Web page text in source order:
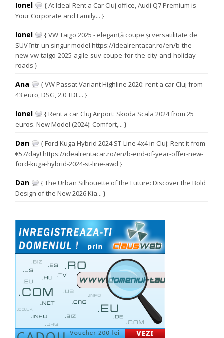
Ionel
{ At Ideal Rent a Car Cluj office, Audi Q7 Premium is
Your Corporate and Family... }
Ionel
{ VW Taigo 2025 - eleganță coupe și versatilitate de
SUV într-un singur model https://idealrentacar.ro/en/b-the-
new-vw-taigo-2025-agile-suv-coupe-for-the-city-and-holiday-
roads }
Ana
{ VW Passat Variant Highline 2020: rent a car Cluj from
43 euro, DSG, 2.0 TDI.... }
Ionel
{ Rent a car Cluj Airport: Skoda Scala 2024 from 25
euros. New Model (2024): Comfort,... }
Dan
{ Ford Kuga Hybrid 2024 ST-Line 4x4 in Cluj: Rent it from
€57/day! https://idealrentacar.ro/en/b-end-of-year-offer-new-
ford-kuga-hybrid-2024-st-line-awd }
Dan
{ The Urban Silhouette of the Future: Discover the Bold
Design of the New 2026 Kia... }